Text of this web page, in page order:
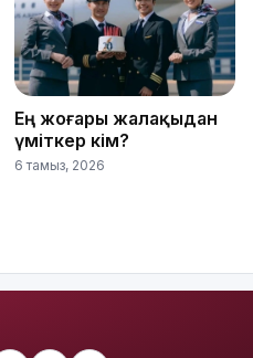
Ең жоғары жалақыдан
үміткер кім?
6 тамыз, 2026